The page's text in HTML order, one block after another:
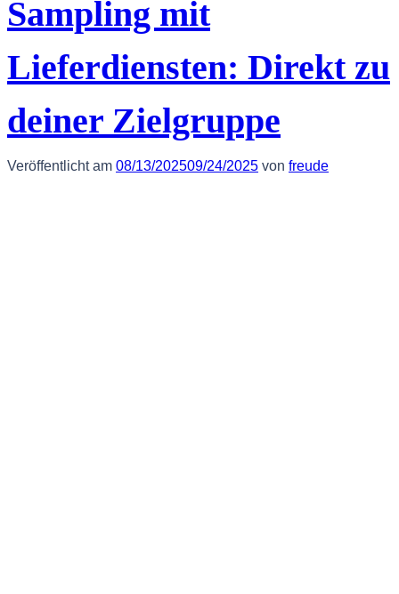
Sampling mit
Lieferdiensten: Direkt zu
deiner Zielgruppe
Veröffentlicht am 08/13/202509/24/2025 von freude